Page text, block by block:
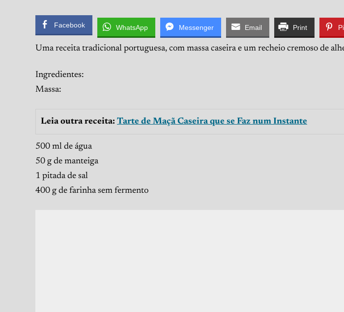
Facebook WhatsApp Messenger Email Print
Uma receita tradicional portuguesa, com massa caseira e um recheio cremoso de
Ingredientes:
Massa:
Leia outra receita: Tarte de Maçã Caseira que se Faz num Instante
500 ml de água
50 g de manteiga
1 pitada de sal
400 g de farinha sem fermento